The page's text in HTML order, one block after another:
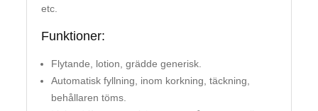
etc.
Funktioner:
Flytande, lotion, grädde generisk.
Automatisk fyllning, inom korkning, täckning,
behållaren töms.